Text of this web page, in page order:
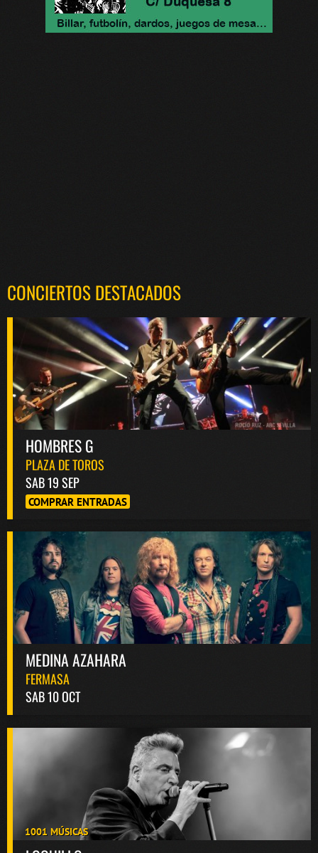
CONCIERTOS DESTACADOS
HOMBRES G
PLAZA DE TOROS
SAB 19 SEP
COMPRAR ENTRADAS
MEDINA AZAHARA
FERMASA
SAB 10 OCT
1001 MÚSICAS